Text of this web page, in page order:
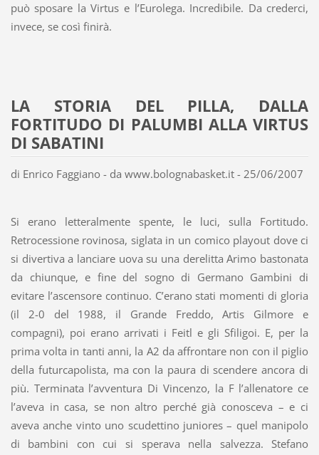
può sposare la Virtus e l’Eurolega. Incredibile. Da crederci,
invece, se così finirà.
LA STORIA DEL PILLA, DALLA
FORTITUDO DI PALUMBI ALLA VIRTUS
DI SABATINI
di Enrico Faggiano - da www.bolognabasket.it - 25/06/2007
Si erano letteralmente spente, le luci, sulla Fortitudo.
Retrocessione rovinosa, siglata in un comico playout dove ci
si divertiva a lanciare uova su una derelitta Arimo bastonata
da chiunque, e fine del sogno di Germano Gambini di
evitare l’ascensore continuo. C’erano stati momenti di gloria
(il 2-0 del 1988, il Grande Freddo, Artis Gilmore e
compagni), poi erano arrivati i Feitl e gli Sfiligoi. E, per la
prima volta in tanti anni, la A2 da affrontare non con il piglio
della futurcapolista, ma con la paura di scendere ancora di
più. Terminata l’avventura Di Vincenzo, la F l’allenatore ce
l’aveva in casa, se non altro perché già conosceva – e ci
aveva anche vinto uno scudettino juniores – quel manipolo
di bambini con cui si sperava nella salvezza. Stefano